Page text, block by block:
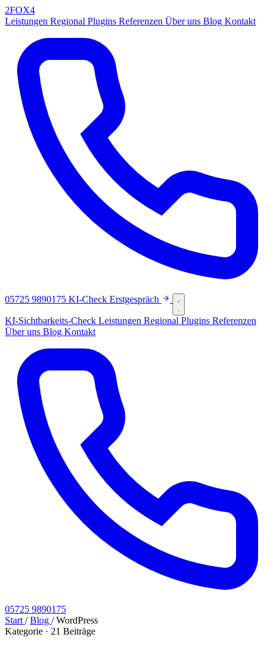
2FOX4
Leistungen Regional Plugins Referenzen Über uns Blog Kontakt
05725 9890175 KI-Check Erstgespräch
KI-Sichtbarkeits-Check Leistungen Regional Plugins Referenzen
Über uns Blog Kontakt
05725 9890175
Start / Blog / WordPress
Kategorie · 21 Beiträge